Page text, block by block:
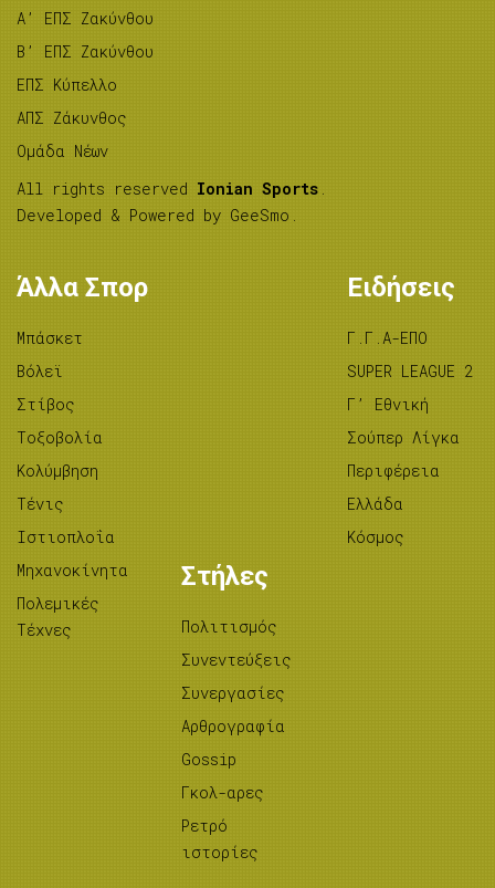
A’ ΕΠΣ Ζακύνθου
B’ ΕΠΣ Ζακύνθου
ΕΠΣ Κύπελλο
ΑΠΣ Ζάκυνθος
Ομάδα Νέων
All rights reserved Ionian Sports .
Developed & Powered by GeeSmo .
Άλλα Σπορ
Μπάσκετ
Βόλεϊ
Στίβος
Tοξοβολία
Κολύμβηση
Τένις
Ιστιοπλοΐα
Μηχανοκίνητα
Πολεμικές
Τέχνες
Ειδήσεις
Γ.Γ.Α-ΕΠΟ
SUPER LEAGUE 2
Γ’ Εθνική
Σούπερ Λίγκα
Περιφέρεια
Ελλάδα
Κόσμος
Στήλες
Πολιτισμός
Συνεντεύξεις
Συνεργασίες
Αρθρογραφία
Gossip
Γκολ-αρες
Ρετρό
ιστορίες